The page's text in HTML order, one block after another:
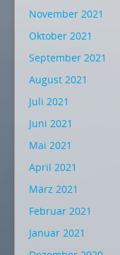
November 2021
Oktober 2021
September 2021
August 2021
Juli 2021
Juni 2021
Mai 2021
April 2021
März 2021
Februar 2021
Januar 2021